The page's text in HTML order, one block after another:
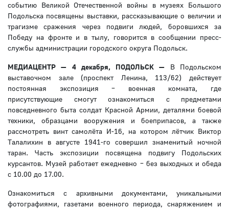
событию Великой Отечественной войны в музеях Большого
Подольска посвящены выставки, рассказывающие о величии и
трагизме сражения через подвиги людей, боровшихся за
Победу на фронте и в тылу, говорится в сообщении пресс-
службы администрации городского округа Подольск.
МЕДИАЦЕНТР — 4 декабря, ПОДОЛЬСК — В Подольском
выставочном зале (проспект Ленина, 113/62) действует
постоянная экспозиция – военная комната, где
присутствующие смогут ознакомиться с предметами
повседневного быта солдат Красной Армии, деталями боевой
техники, образцами вооружения и боеприпасов, а также
рассмотреть винт самолёта И-16, на котором лётчик Виктор
Талалихин в августе 1941-го совершил знаменитый ночной
таран. Часть экспозиции посвящена подвигу Подольских
курсантов. Музей работает ежедневно – без выходных и обеда
с 10.00 до 17.00.
Ознакомиться с архивными документами, уникальными
фотографиями, газетами военного периода, снаряжением и